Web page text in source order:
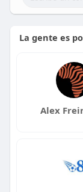
La gente es
Alex